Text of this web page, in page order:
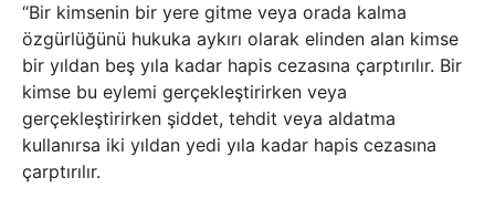
“Bir kimsenin bir yere gitme veya orada kalma
özgürlüğünü hukuka aykırı olarak elinden alan kimse
bir yıldan beş yıla kadar hapis cezasına çarptırılır. Bir
kimse bu eylemi gerçekleştirirken veya
gerçekleştirirken şiddet, tehdit veya aldatma
kullanırsa iki yıldan yedi yıla kadar hapis cezasına
çarptırılır.